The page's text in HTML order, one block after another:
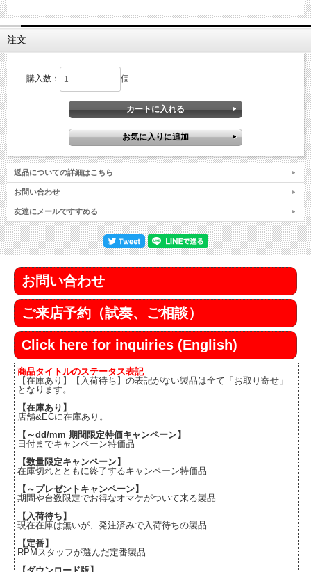
注文
購入数： 個
返品についての詳細はこちら
お問い合わせ
友達にメールですすめる
お問い合わせ
ご来店予約（試奏、ご相談）
Click here for inquiries (English)
商品タイトルのステータス表記
【在庫あり】【入荷待ち】の表記がない製品は全て「お取り寄せ」
となります。
【在庫あり】
店舗&ECに在庫あり。
【～dd/mm 期間限定特価キャンペーン】
日付までキャンペーン特価品
【数量限定キャンペーン】
在庫切れとともに終了するキャンペーン特価品
【～プレゼントキャンペーン】
期間や台数限定でお得なオマケがついて来る製品
【入荷待ち】
現在在庫は無いが、発注済みで入荷待ちの製品
【定番】
RPMスタッフが選んだ定番製品